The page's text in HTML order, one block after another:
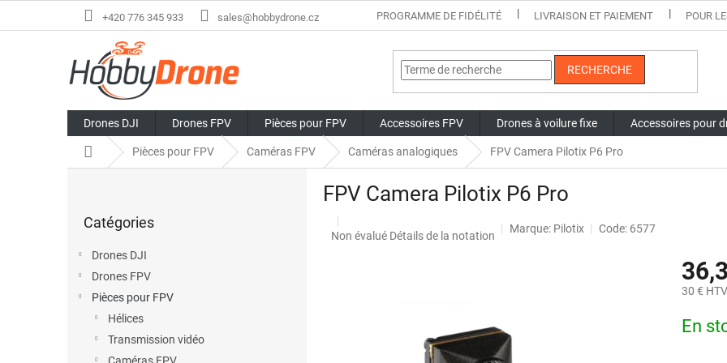
+420 776 345 933 sales@hobbydrone.cz PROGRAMME DE FIDÉLITÉ LIVRAISON ET PAIEMENT POUR
RECHERCHE
Drones DJI Drones FPV Pièces pour FPV Accessoires FPV Drones à voilure fixe Accessoires pour
AccueilPièces pour FPV Caméras FPV Caméras analogiques FPV Camera Pilotix P6 Pro
les
Catégories
Drones DJI
Drones FPV
Pièces pour FPV
Hélices
Transmission vidéo
FPV Camera Pilotix P6 Pro
L'évaluation
Non évalué Détails de la notation
Marque: Pilotix Code: 6577
30 €
de
En